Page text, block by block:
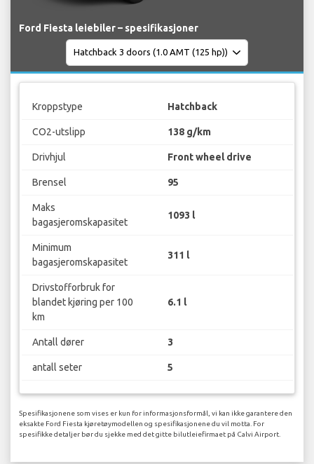
Ford Fiesta leiebiler – spesifikasjoner
Kroppstype Hatchback
CO2-utslipp 138 g/km
Drivhjul Front wheel drive
Brensel 95
Maks
bagasjeromskapasitet
1093 l
Minimum
bagasjeromskapasitet
311 l
Drivstofforbruk for
blandet kjøring per 100
km
6.1 l
Antall dører 3
antall seter 5
Spesifikasjonene som vises er kun for informasjonsformål, vi kan ikke garantere den
eksakte Ford Fiesta kjøretøymodellen og spesifikasjonene du vil motta. For
spesifikke detaljer bør du sjekke med det gitte bilutleiefirmaet på Calvi Airport.